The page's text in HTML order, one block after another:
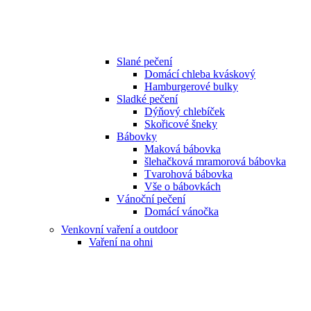
Slané pečení
Domácí chleba kváskový
Hamburgerové bulky
Sladké pečení
Dýňový chlebíček
Skořicové šneky
Bábovky
Maková bábovka
šlehačková mramorová bábovka
Tvarohová bábovka
Vše o bábovkách
Vánoční pečení
Domácí vánočka
Venkovní vaření a outdoor
Vaření na ohni